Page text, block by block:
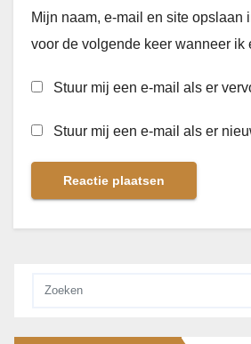
Mijn naam, e-mail en site opslaan
voor de volgende keer wanneer ik
Stuur mij een e-mail als er
Stuur mij een e-mail als er